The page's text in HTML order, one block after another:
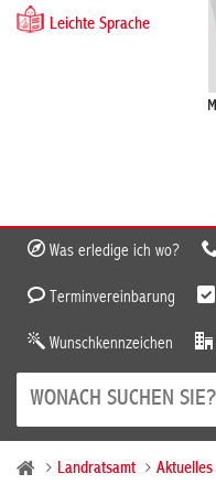
Leichte Sprache
Was erledige ich wo?
Terminvereinbarung
Wunschkennzeichen
Landratsamt Aktuelles